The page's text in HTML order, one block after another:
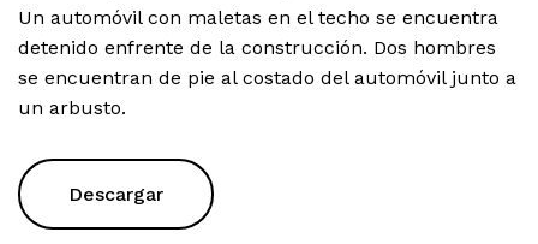
Un automóvil con maletas en el techo se encuentra
detenido enfrente de la construcción. Dos hombres
se encuentran de pie al costado del automóvil junto a
un arbusto.
Descargar